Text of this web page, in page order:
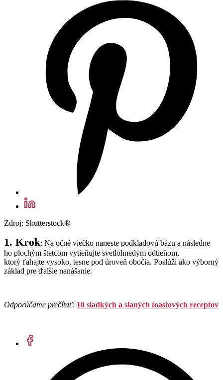
Zdroj: Shutterstock®
1. Krok: Na očné viečko naneste podkladovú bázu a následne
ho plochým štetcom vytieňujte svetlohnedým odtieňom,
ktorý ťahajte vysoko, tesne pod úroveň obočia. Poslúži ako výborný
základ pre ďalšie nanášanie.
Odporúčame prečítať: 10 sladkých a slaných toastových receptov